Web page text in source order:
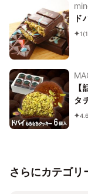
ド
1
タ
さらにカテゴリ